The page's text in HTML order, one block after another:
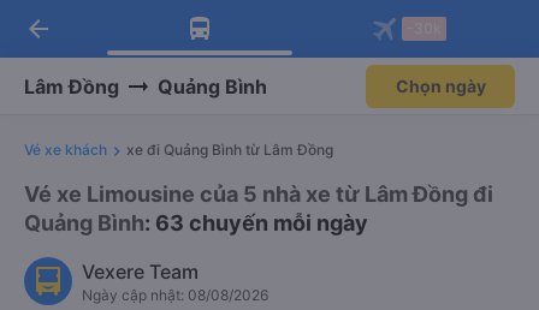
Tải app Vexere ngay!
Nhận ưu đãi thành viên độc
Mở app
Tải app Vexere
-30k/ghế khi đặt vé máy bay qua
Mở app
arrow_back
Lâm Đồng Quảng Bình Chọn ngày
Vé xe khách xe đi Quảng Bình từ Lâm Đồng
Vé xe Limousine của 5 nhà xe từ Lâm Đồng đi
Quảng Bình: 63 chuyến mỗi ngày
Vexere Team
Ngày cập nhật: 08/08/2026